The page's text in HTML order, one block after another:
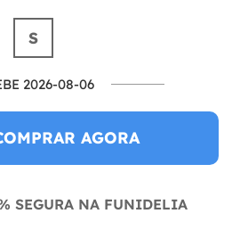
S
2026-08-06
AGORA
SEGURA NA FUNIDELIA